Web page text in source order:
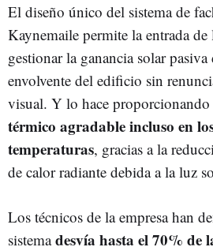
El diseño único del sistema de
Kaynemaile permite la entrada
gestionar la ganancia solar
envolvente del edificio sin
visual. Y lo hace proporcionando
térmico agradable incluso en
temperaturas, gracias a la
de calor radiante debida a la luz
Los técnicos de la empresa han
sistemadesvía hasta el 70% de